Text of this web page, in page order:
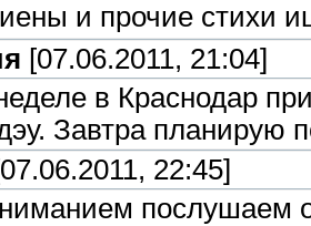
и прочие стихи
[07.06.2011, 21:04]
в Краснодар
Завтра планирую
22:45]
послушаем о